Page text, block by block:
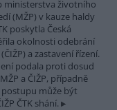
ministerstva životního
(MŽP) v kauze haldy
poskytla Česká
okolnosti odebrání
a zastavení řízení.
podala proti dosud
a ČIŽP, případně
postupu může být
ČTK shání.